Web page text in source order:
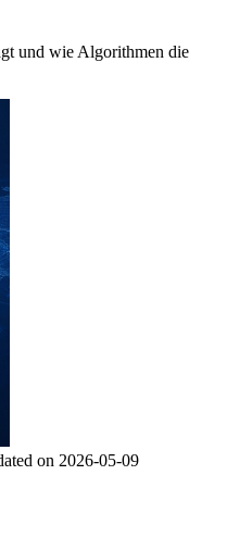
und wie Algorithmen die
on 2026-05-09